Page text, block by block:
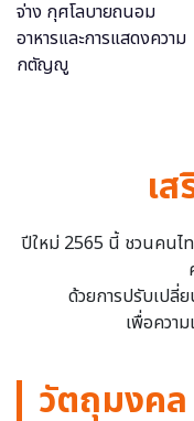
เ
ปีใหม่ 2565 นี้ ชวนคนไ
ด้วยการปรับเปลี่
เพื่อควา
วัตถุมงคล